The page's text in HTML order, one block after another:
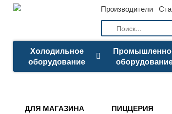
Производители
Холодильное
оборудование
ДЛЯ МАГАЗИНА ПИЦЦЕРИЯ